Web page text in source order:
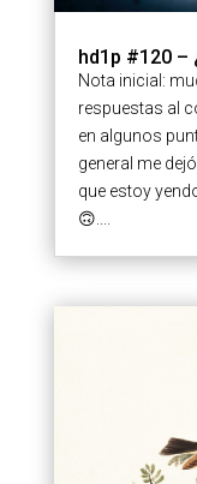
hd1p #120 –
Nota inicial:
respuestas al
en algunos
general me
que estoy
🙃....